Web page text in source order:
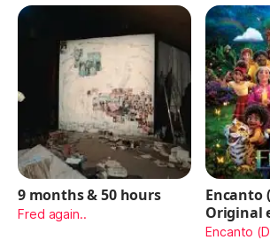
9 months & 50 hours
Fred again..
Encanto
Original
Encanto